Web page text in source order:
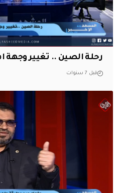
رحلة الصين .. تغيير وجهة
قبل 7 سنوات